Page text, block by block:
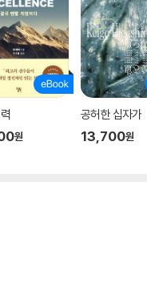
원
공허한 십자가
13,700원